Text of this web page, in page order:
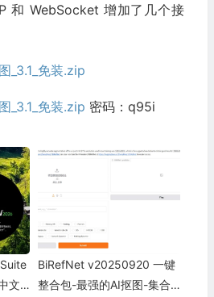
和 WebSocket 增加了几个接
_3.1_免装.zip
_3.1_免装.zip 密码：q95i
文
BiRefNet v20250920 一键
整合包-最强的AI抠图-集合